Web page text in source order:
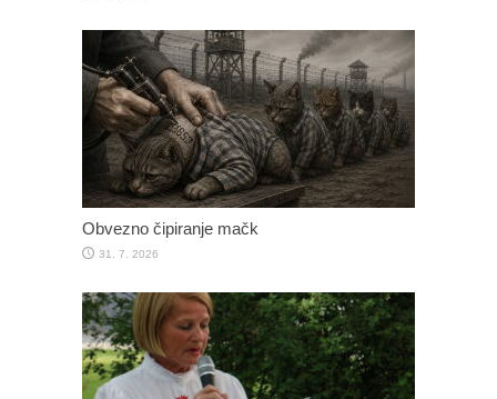
Obvezno čipiranje mačk
31. 7. 2026